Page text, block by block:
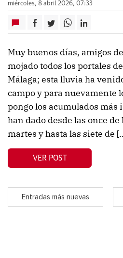
miércoles, 8 abril 2026, 07:33
Muy buenos días, amigos
mojado todos los portales
Málaga; esta lluvia ha
campo y para nuevamente
pongo los acumulados más
han dado desde las once
martes y hasta las siete de
VER POST
Entradas más nuevas